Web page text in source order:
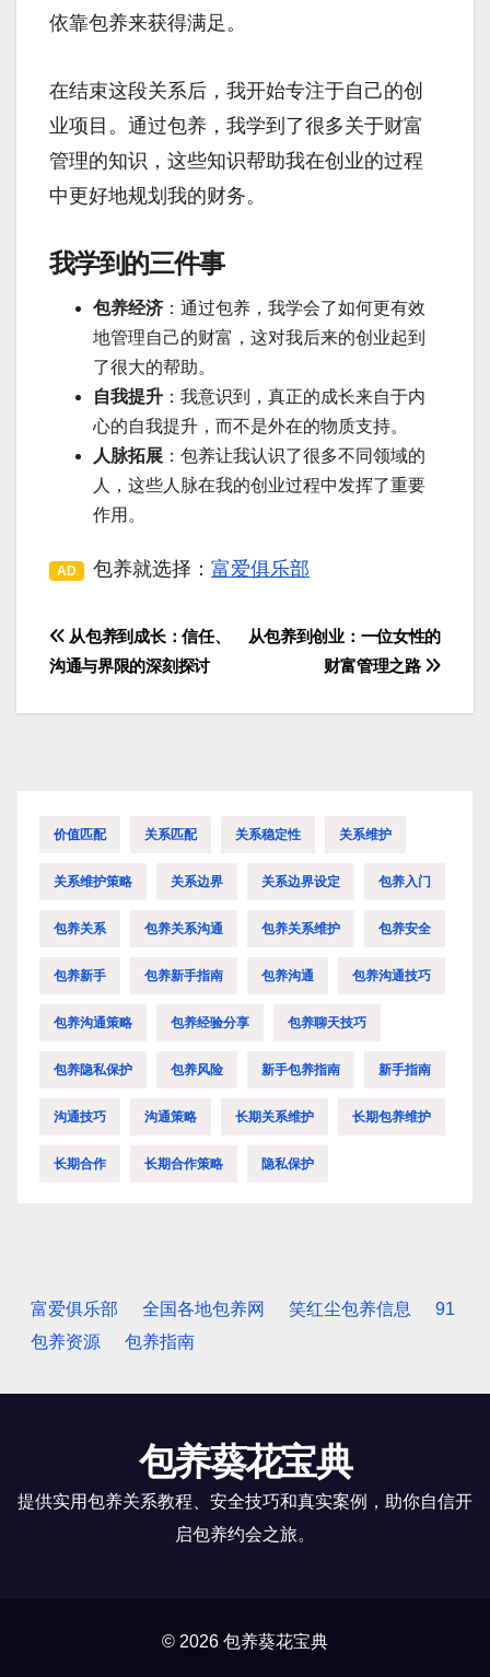
依靠包养来获得满足。
在结束这段关系后，我开始专注于自己的创
业项目。通过包养，我学到了很多关于财富
管理的知识，这些知识帮助我在创业的过程
中更好地规划我的财务。
我学到的三件事
包养经济 ：通过包养，我学会了如何更有效
地管理自己的财富，这对我后来的创业起到
了很大的帮助。
自我提升 ：我意识到，真正的成长来自于内
心的自我提升，而不是外在的物质支持。
人脉拓展 ：包养让我认识了很多不同领域的
人，这些人脉在我的创业过程中发挥了重要
作用。
AD 包养就选择： 富爱俱乐部
文
导
从包养到创业：一位女性的
财富管理之路
从包养到成长：信任、
沟通与界限的深刻探讨
价值匹配 关系匹配 关系稳定性 关系维护
关系维护策略 关系边界 关系边界设定 包养入门
包养关系 包养关系沟通 包养关系维护 包养安全
包养新手 包养新手指南 包养沟通 包养沟通技巧
包养沟通策略 包养经验分享 包养聊天技巧
包养隐私保护 包养风险 新手包养指南 新手指南
沟通技巧 沟通策略 长期关系维护 长期包养维护
长期合作 长期合作策略 隐私保护
富爱俱乐部 全国各地包养网 笑红尘包养信息
91
包养资源
包养指南
包养葵花宝典
提供实用包养关系教程、安全技巧和真实案例，助你自信开
启包养约会之旅。
© 2026 包养葵花宝典